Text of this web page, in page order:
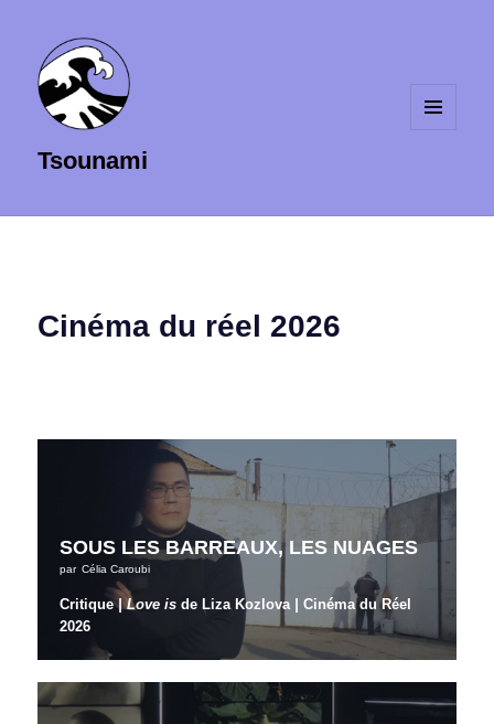
Tsounami
Cinéma du réel 2026
SOUS LES BARREAUX, LES NUAGES
par Célia Caroubi
Critique| Love is de Liza Kozlova
Cinéma du Réel
2026